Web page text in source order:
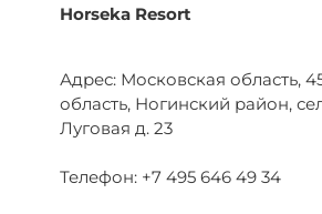
Horseka Resort
Адрес: Московская область,
область, Ногинский район,
Луговая д. 23
Телефон: +7 495 646 49 34